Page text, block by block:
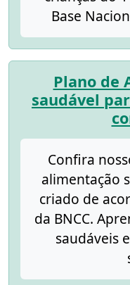
Base
Plano de
saudável
Confira
alimentação
criado de
da BNCC.
saudáveis